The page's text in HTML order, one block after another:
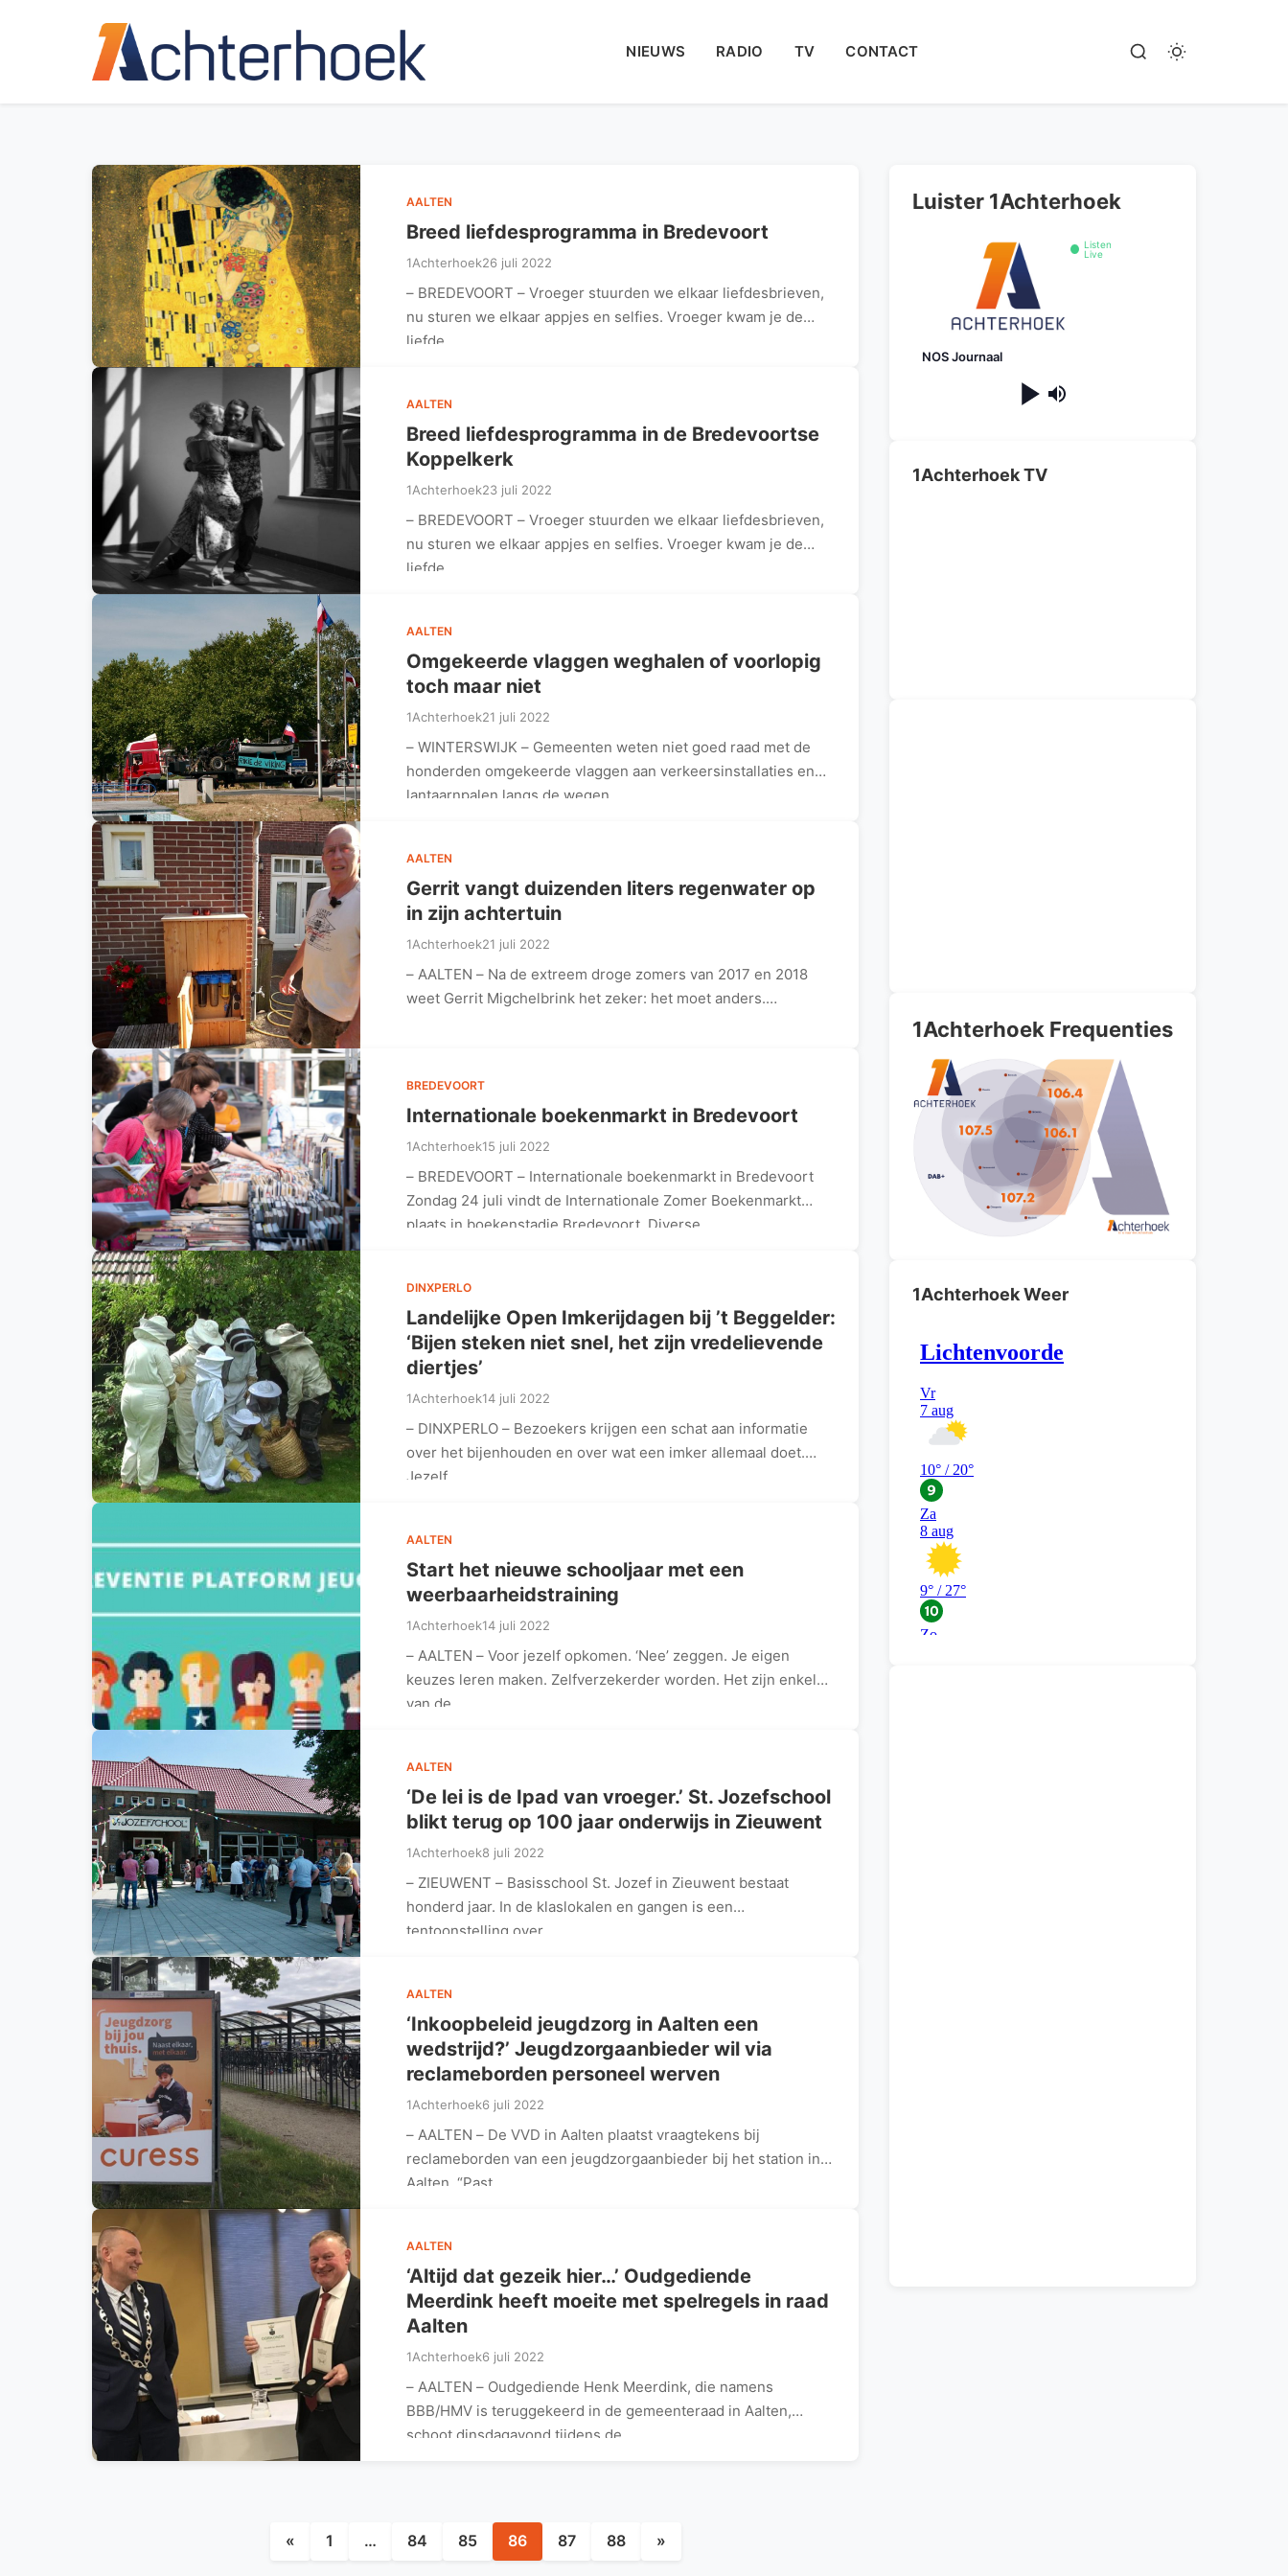
NIEUWS RADIO TV CONTACT
AALTEN
Breed liefdesprogramma in Bredevoort
1Achterhoek26 juli 2022
– BREDEVOORT – Vroeger stuurden we elkaar liefdesbrieven,
nu sturen we elkaar appjes en selfies. Vroeger kwam je de
liefde…
AALTEN
Breed liefdesprogramma in de Bredevoortse
Koppelkerk
1Achterhoek23 juli 2022
– BREDEVOORT – Vroeger stuurden we elkaar liefdesbrieven,
nu sturen we elkaar appjes en selfies. Vroeger kwam je de
liefde…
AALTEN
Omgekeerde vlaggen weghalen of voorlopig
toch maar niet
1Achterhoek21 juli 2022
– WINTERSWIJK – Gemeenten weten niet goed raad met de
honderden omgekeerde vlaggen aan verkeersinstallaties en
lantaarnpalen langs de wegen.…
AALTEN
Gerrit vangt duizenden liters regenwater op
in zijn achtertuin
1Achterhoek21 juli 2022
– AALTEN – Na de extreem droge zomers van 2017 en 2018
weet Gerrit Migchelbrink het zeker: het moet anders.…
BREDEVOORT
Internationale boekenmarkt in Bredevoort
1Achterhoek15 juli 2022
– BREDEVOORT – Internationale boekenmarkt in Bredevoort
Zondag 24 juli vindt de Internationale Zomer Boekenmarkt
plaats in boekenstadje Bredevoort. Diverse…
DINXPERLO
Landelijke Open Imkerijdagen bij ’t Beggelder:
‘Bijen steken niet snel, het zijn vredelievende
diertjes’
1Achterhoek14 juli 2022
– DINXPERLO – Bezoekers krijgen een schat aan informatie
over het bijenhouden en over wat een imker allemaal doet.
Jezelf…
AALTEN
Start het nieuwe schooljaar met een
weerbaarheidstraining
1Achterhoek14 juli 2022
– AALTEN – Voor jezelf opkomen. ‘Nee’ zeggen. Je eigen
keuzes leren maken. Zelfverzekerder worden. Het zijn enkele
van de…
AALTEN
‘De lei is de Ipad van vroeger.’ St. Jozefschool
blikt terug op 100 jaar onderwijs in Zieuwent
1Achterhoek8 juli 2022
– ZIEUWENT – Basisschool St. Jozef in Zieuwent bestaat
honderd jaar. In de klaslokalen en gangen is een
tentoonstelling over…
AALTEN
‘Inkoopbeleid jeugdzorg in Aalten een
wedstrijd?’ Jeugdzorgaanbieder wil via
reclameborden personeel werven
1Achterhoek6 juli 2022
– AALTEN – De VVD in Aalten plaatst vraagtekens bij
reclameborden van een jeugdzorgaanbieder bij het station in
Aalten. “Past…
AALTEN
‘Altijd dat gezeik hier…’ Oudgediende
Meerdink heeft moeite met spelregels in raad
Aalten
1Achterhoek6 juli 2022
– AALTEN – Oudgediende Henk Meerdink, die namens
BBB/HMV is teruggekeerd in de gemeenteraad in Aalten,
schoot dinsdagavond tijdens de…
paginering
« 1 … 84 85 86 87 88 »
Luister 1Achterhoek
Listen
Live
NOS Journaal
1Achterhoek TV
1Achterhoek Frequenties
1Achterhoek Weer